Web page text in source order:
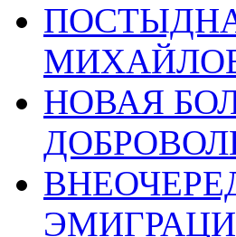
НОВАЯ